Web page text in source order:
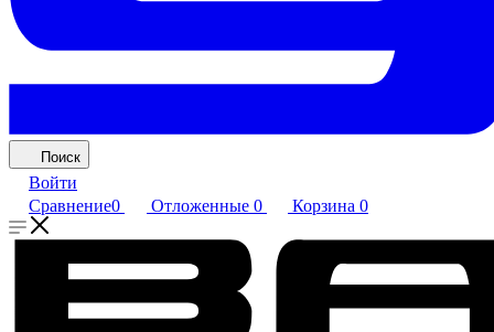
Поиск
Войти
Сравнение0 Отложенные 0 Корзина 0